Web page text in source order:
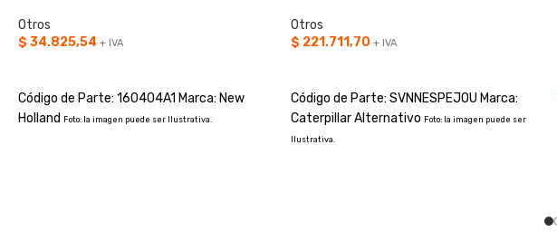
Otros
$ 34.825,54 + IVA
Código de Parte: 160404A1 Marca: New
Holland
Foto: la imagen puede ser Ilustrativa.
Otros
$ 221.711,70 + IVA
Código de Parte: SVNNESPEJOU Marca:
Caterpillar Alternativo Foto: la imagen puede ser
Ilustrativa.